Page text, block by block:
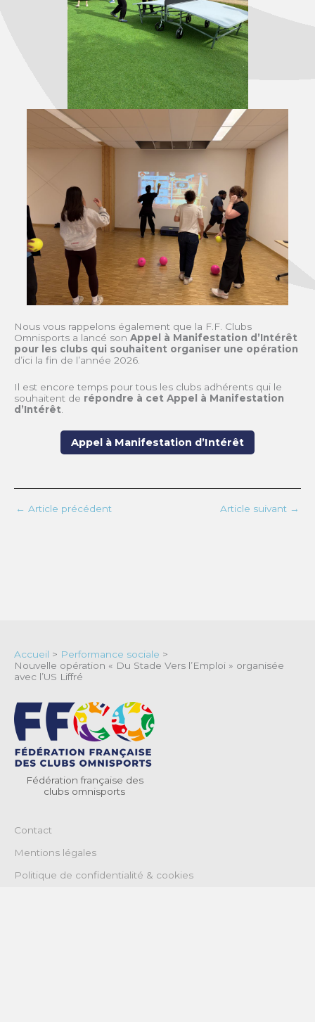
Nous vous rappelons également que la F.F. Clubs
Omnisports a lancé son Appel à Manifestation d’Intérêt
pour les clubs qui souhaitent organiser une opération
d’ici la fin de l’année 2026.
Il est encore temps pour tous les clubs adhérents qui le
souhaitent de répondre à cet Appel à Manifestation
d’Intérêt
Appel à Manifestation d’Intérêt
← Article précédent Article suivant →
Accueil > Performance sociale >
Nouvelle opération « Du Stade Vers l’Emploi » organisée
avec l’US Liffré
Fédération française des
clubs omnisports
Contact
Mentions légales
Politique de confidentialité & cookies